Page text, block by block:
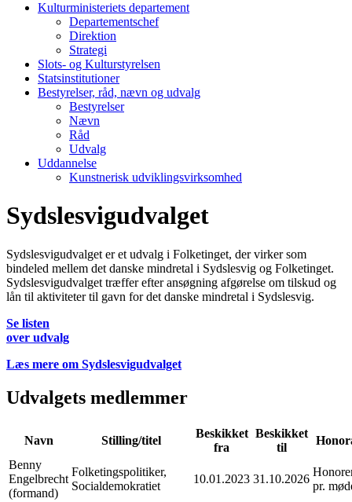
Kulturministeriets departement
Departementschef
Direktion
Strategi
Slots- og Kulturstyrelsen
Statsinstitutioner
Bestyrelser, råd, nævn og udvalg
Bestyrelser
Nævn
Råd
Udvalg
Uddannelse
Kunstnerisk udviklingsvirksomhed
Sydslesvigudvalget
Sydslesvigudvalget er et udvalg i Folketinget, der virker som
bindeled mellem det danske mindretal i Sydslesvig og Folketinget.
Sydslesvigudvalget træffer efter ansøgning afgørelse om tilskud og
lån til aktiviteter til gavn for det danske mindretal i Sydslesvig.
Se listen
over udvalg
Læs mere om Sydslesvigudvalget
Udvalgets medlemmer
Navn Stilling/titel
Beskikket
fra
Beskikket
til
Benny
Engelbrecht
(formand)
Folketingspolitiker,
Socialdemokratiet
10.01.2023 31.10.2026
pr.